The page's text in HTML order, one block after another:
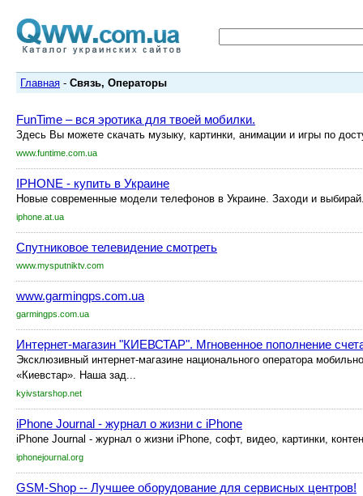
Главная - Связь, Операторы
FunTime – вся эротика для твоей мобилки.
Здесь Вы можете скачать музыку, картинки, анимации и игры по
www.funtime.com.ua
IPHONE - купить в Украине
Новые современные модели телефонов в Украине. Заходи и
iphone.at.ua
Спутниковое телевидение смотреть
www.mysputniktv.com
www.garmingps.com.ua
garmingps.com.ua
Интернет-магазин "КИЕВСТАР". Мгновенное пополнение
Эксклюзивный интернет-магазине национального оператора
«Киевстар». Наша зад...
kyivstarshop.net
iPhone Journal - журнал о жизни с iPhone
iPhone Journal - журнал о жизни iPhone, софт, видео, картинки,
iphonejournal.org
GSM-Shop -- Лучшее оборудование для сервисных центров!